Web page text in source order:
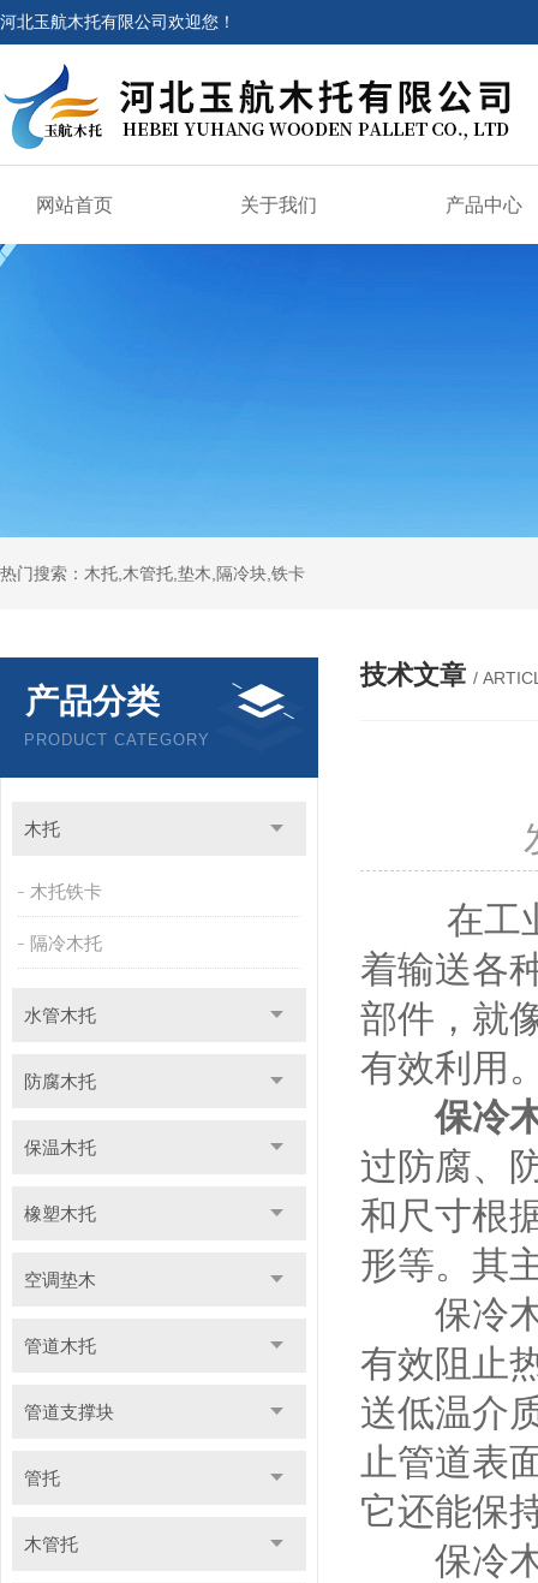
河北玉航木托有限公司欢迎您！
网站首页 关于我们 产品中心
热门搜索：木托,木管托,垫木,隔冷块,铁卡
产品分类
PRODUCT CATEGORY
木托
木托铁卡
隔冷木托
水管木托
防腐木托
保温木托
橡塑木托
空调垫木
管道木托
管道支撑块
管托
木管托
技术文章 /
在工业
着输送各
部件，就
有效利用
保冷
过防腐、
和尺寸根
形等。其
保冷木
有效阻止
送低温介
止管道表
它还能保
保冷木